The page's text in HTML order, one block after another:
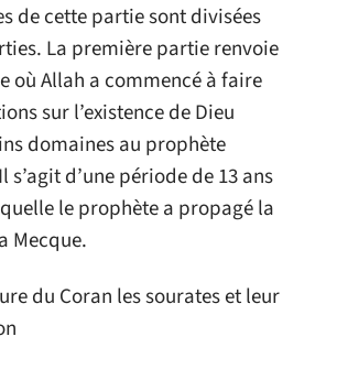
de cette partie sont divisées
La première partie renvoie
où Allah a commencé à faire
sur l’existence de Dieu
domaines au prophète
s’agit d’une période de 13 ans
le prophète a propagé la
Mecque.